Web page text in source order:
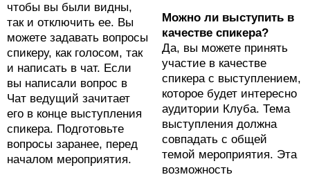
чтобы вы были видны,
так и отключить ее. Вы
можете задавать вопросы
спикеру, как голосом, так
и написать в чат. Если
вы написали вопрос в
Чат ведущий зачитает
его в конце выступления
спикера. Подготовьте
вопросы заранее, перед
началом мероприятия.
Можно ли выступить в
качестве спикера?
Да, вы можете принять
участие в качестве
спикера с выступлением,
которое будет интересно
аудитории Клуба. Тема
выступления должна
совпадать с общей
темой мероприятия. Эта
возможность